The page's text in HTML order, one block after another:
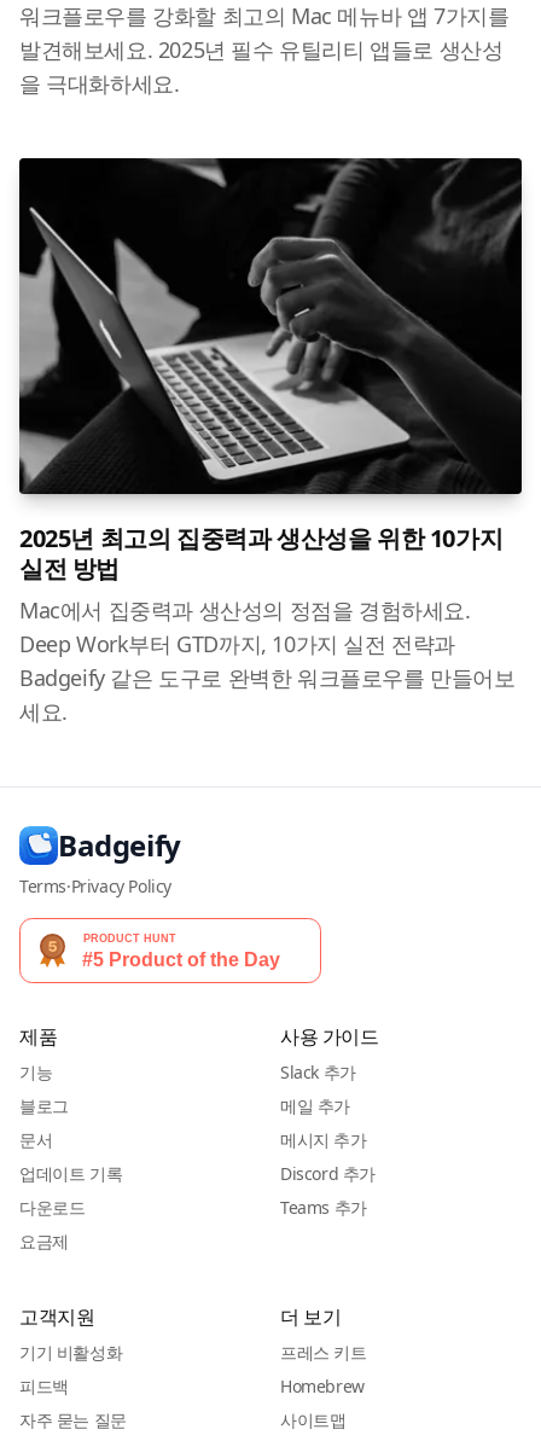
워크플로우를 강화할 최고의 Mac 메뉴바 앱 7가지를
발견해보세요. 2025년 필수 유틸리티 앱들로 생산성
을 극대화하세요.
2025년 최고의 집중력과 생산성을 위한 10가지
실전 방법
Mac에서 집중력과 생산성의 정점을 경험하세요.
Deep Work부터 GTD까지, 10가지 실전 전략과
Badgeify 같은 도구로 완벽한 워크플로우를 만들어보
세요.
Badgeify
Terms·Privacy Policy
제품
기능
블로그
문서
업데이트 기록
다운로드
요금제
사용 가이드
Slack 추가
메일 추가
메시지 추가
Discord 추가
Teams 추가
고객지원
기기 비활성화
피드백
자주 묻는 질문
더 보기
프레스 키트
Homebrew
사이트맵